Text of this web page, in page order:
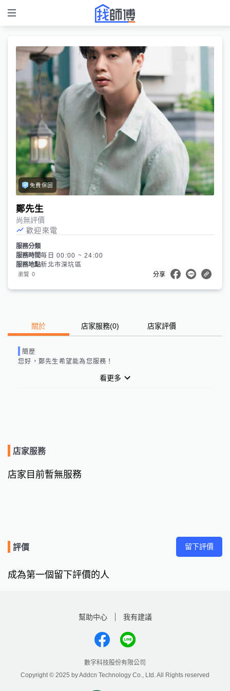
免費保固
鄭先生
尚無評價
歡迎來電
服務分類
服務時間每日 00:00 ~ 24:00
服務地點新北市深坑區
瀏覽 0 分享
關於 店家服務(0) 店家評價
簡歷
您好， 鄭先生 希望能為您服務！
看更多
店家服務
店家目前暫無服務
評價 留下評價
成為第一個留下評價的人
幫助中心 我有建議
數字科技股份有限公司
Copyright © 2025 by Addcn Technology Co., Ltd. All Rights reserved